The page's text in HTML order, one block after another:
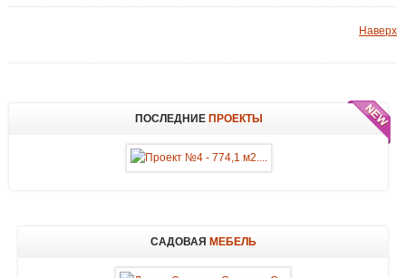
Наверх
ПОСЛЕДНИЕПРОЕКТЫ
САДОВАЯ МЕБЕЛЬ